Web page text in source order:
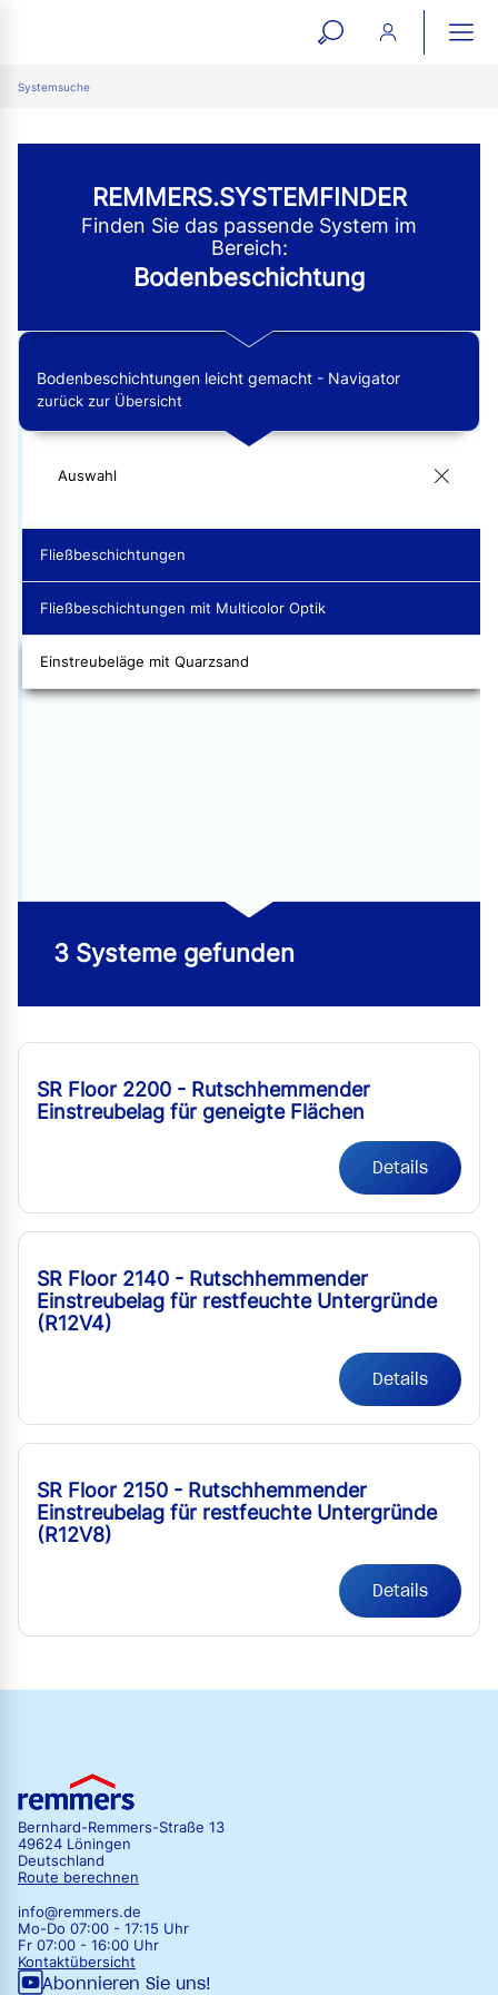
open
Systemsuche
REMMERS.SYSTEMFINDER
Finden Sie das passende System im
Bereich:
Bodenbeschichtung
Bodenbeschichtungen leicht gemacht - Navigator
zurück zur Übersicht
Auswahl
Fließbeschichtungen
Fließbeschichtungen mit Multicolor Optik
Einstreubeläge mit Quarzsand
3 Systeme gefunden
SR Floor 2200 - Rutschhemmender
Einstreubelag für geneigte Flächen
Details
SR Floor 2140 - Rutschhemmender
Einstreubelag für restfeuchte Untergründe
(R12V4)
Details
SR Floor 2150 - Rutschhemmender
Einstreubelag für restfeuchte Untergründe
(R12V8)
Details
Bernhard-Remmers-Straße 13
49624 Löningen
Deutschland
Route berechnen
info@remmers.de
Mo-Do 07:00 - 17:15 Uhr
Fr 07:00 - 16:00 Uhr
Kontaktübersicht
Abonnieren Sie uns!